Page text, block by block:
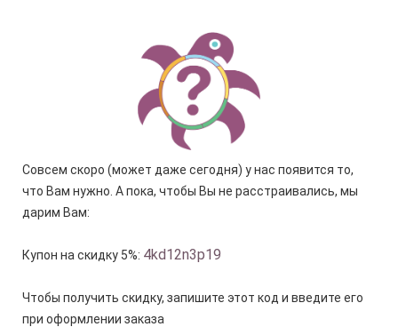
Совсем скоро (может даже сегодня) у нас появится то,
что Вам нужно. А пока, чтобы Вы не расстраивались, мы
дарим Вам:
Купон на скидку 5%: 4kd12n3p19
Чтобы получить скидку, запишите этот код и введите его
при оформлении заказа